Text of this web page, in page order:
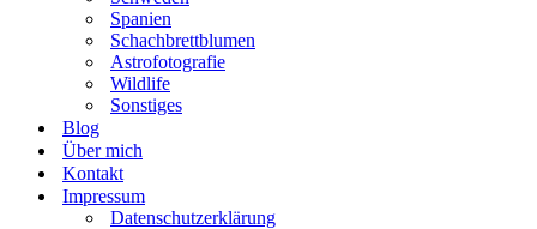
Spanien
Schachbrettblumen
Astrofotografie
Wildlife
Sonstiges
Blog
Über mich
Kontakt
Impressum
Datenschutzerklärung